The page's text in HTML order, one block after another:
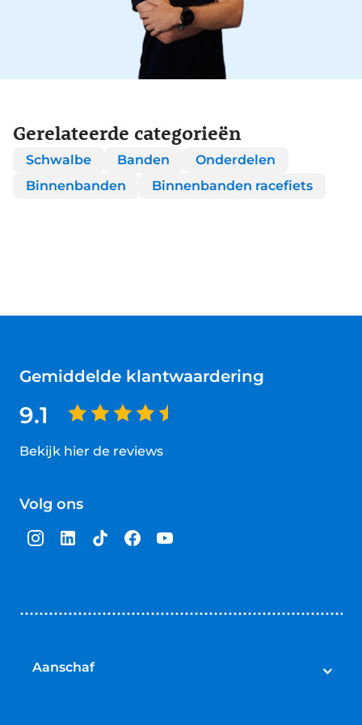
Gerelateerde categorieën
Schwalbe Banden
Onderdelen
Binnenbanden
Binnenbanden racefiets
Gemiddelde klantwaardering
9.1
Bekijk hier de reviews
van
sterren
Volg ons
Aanschaf